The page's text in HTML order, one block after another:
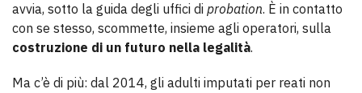
avvia, sotto la guida degli uffici di probation. È in contatto
con se stesso, scommette, insieme agli operatori, sulla
costruzione di un futuro nella legalità.
Ma c’è di più: dal 2014, gli adulti imputati per reati non